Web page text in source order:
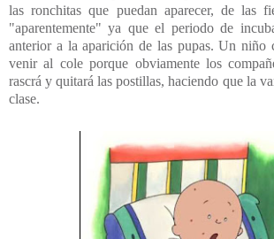
las ronchitas que puedan aparecer, de las
"aparentemente" ya que el periodo de
anterior a la aparición de las pupas. Un niño
venir al cole porque obviamente los
rascrá y quitará las postillas, haciendo que la
clase.